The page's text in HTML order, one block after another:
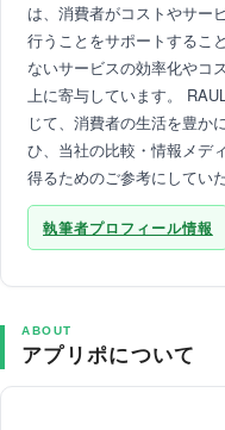
は、消費者がコストやサー
行うことをサポートするこ
ないサービスの効率化やコ
上に寄与しています。
じて、消費者の生活を豊か
ひ、当社の比較・情報メデ
得るためのご参考にしてい
執筆者プロフィール情報
ABOUT
アプリポについて